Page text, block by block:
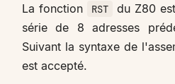
La fonction
RST du Z80
série de 8 adresses
Suivant la syntaxe de
est accepté.